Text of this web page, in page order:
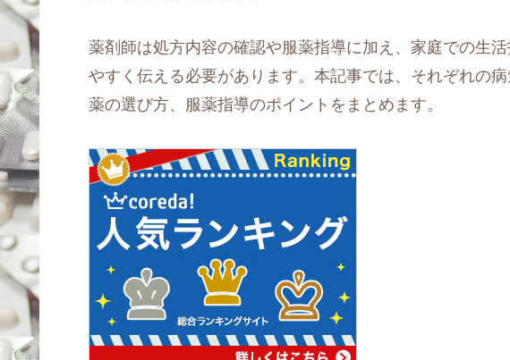
薬剤師は処方内容の確認や服薬指導に加え、家庭での生
やすく伝える必要があります。本記事では、それぞれの
薬の選び方、服薬指導のポイントをまとめます。